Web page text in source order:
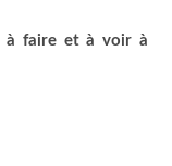
à faire et à voir à